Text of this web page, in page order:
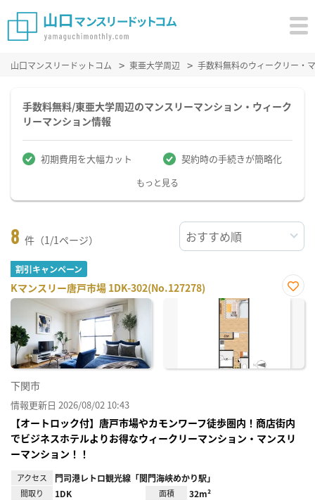
山口マンスリードットコム 東亜大学周辺 手数料無料のウィークリー・
手数料無料/東亜大学周辺のマンスリーマンション・ウィーク
リーマンション情報
初期費用を大幅カット 契約時の手続きが簡略化
もっと見る
8 件（1/1ページ）
割引キャンペーン
Kマンスリー唐戸市場 1DK-302(No.127278)
お気
下関市
情報更新日 2026/08/02 10:43
【オートロック付】唐戸市場やカモンワーフ徒歩圏内！商店街内
でビジネスホテルよりお得なウィークリーマンション・マンスリ
ーマンション！！
アクセス 門司港レトロ観光線「関門海峡めかり駅」
間取り 1DK 面積 32m²